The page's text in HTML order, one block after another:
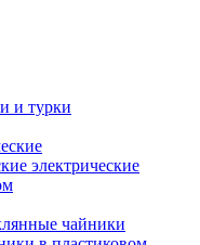
и турки
электрические
чайники